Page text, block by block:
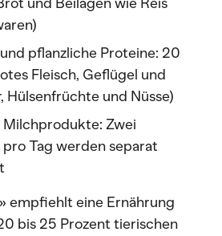
pflanzliche Proteine: 20
Fleisch, Geflügel und
Hülsenfrüchte und Nüsse)
Milchprodukte: Zwei
Tag werden separat
empfiehlt eine Ernährung
bis 25 Prozent tierischen